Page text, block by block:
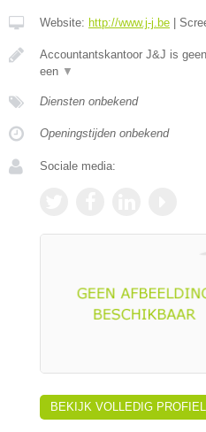
Website: http://www.j-j.be |
Accountantskantoor J&J is
een ▼
Diensten onbekend
Openingstijden onbekend
Sociale media:
BEKIJK VOLLEDIG PROFIEL